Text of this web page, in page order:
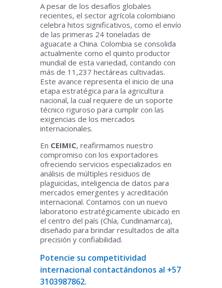
A pesar de los desafíos globales
recientes, el sector agrícola colombiano
celebra hitos significativos, como el envío
de las primeras 24 toneladas de
aguacate a China. Colombia se consolida
actualmente como el quinto productor
mundial de esta variedad, contando con
más de 11,237 hectáreas cultivadas.
Este avance representa el inicio de una
etapa estratégica para la agricultura
nacional, la cual requiere de un soporte
técnico riguroso para cumplir con las
exigencias de los mercados
internacionales.
En CEIMIC, reafirmamos nuestro
compromiso con los exportadores
ofreciendo servicios especializados en
análisis de múltiples residuos de
plaguicidas, inteligencia de datos para
mercados emergentes y acreditación
internacional. Contamos con un nuevo
laboratorio estratégicamente ubicado en
el centro del país (Chía, Cundinamarca),
diseñado para brindar resultados de alta
precisión y confiabilidad.
Potencie su competitividad
internacional contactándonos al +57
3103987862.